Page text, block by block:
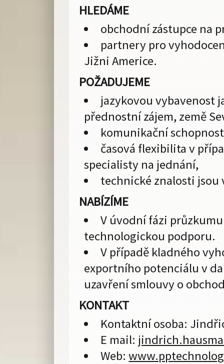
HLEDÁME
obchodní zástupce na
partnery pro
Jižni Americe.
POŽADUJEME
jazykovou vybavenost
přednostní zájem, země
komunikační
časová flexibilita v
specialisty na jednání,
technické znalosti
NABÍZÍME
V úvodní fázi
technologickou podporu.
V případě kladného
exportního potenciálu v
uzavření smlouvy o
KONTAKT
Kontaktní osoba:
E mail:
Web: